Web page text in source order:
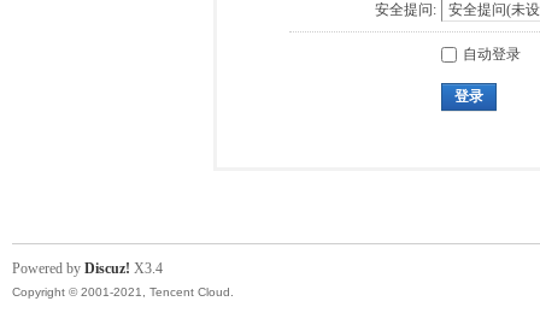
安全提问:
自动登录
登录
Powered by Discuz! X3.4
Copyright © 2001-2021, Tencent Cloud.